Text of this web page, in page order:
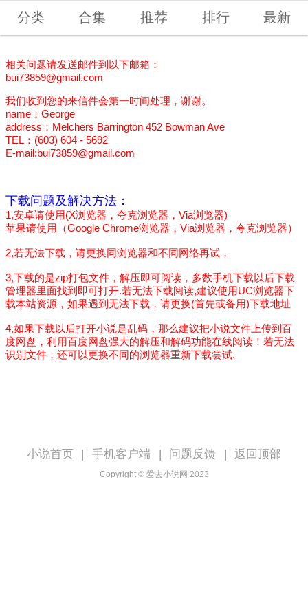
分类 合集 推荐 排行 最新
相关问题请发送邮件到以下邮箱：
bui73859@gmail.com
我们收到您的来信件会第一时间处理，谢谢。
name：George
address：Melchers Barrington 452 Bowman Ave
TEL：(603) 604 - 5692
E-mail:bui73859@gmail.com
下载问题及解决方法：
1,安卓请使用(X浏览器，夸克浏览器，Via浏览器)
苹果请使用（Google Chrome浏览器，Via浏览器，夸克浏览器）
2,若无法下载，请更换同浏览器和不同网络再试，
3,下载的是zip打包文件，解压即可阅读，多数手机下载以后下载
管理器里面找到即可打开.若无法下载阅读,建议使用UC浏览器下
载本站资源，如果遇到无法下载，请更换(首先或备用)下载地址
4,如果下载以后打开小说是乱码，那么建议把小说文件上传到百
度网盘，利用百度网盘强大的解压和解码功能在线阅读！若无法
识别文件，还可以更换不同的浏览器重新下载尝试.
小说首页 | 手机客户端 | 问题反馈 | 返回顶部
Copyright © 爱去小说网 2023